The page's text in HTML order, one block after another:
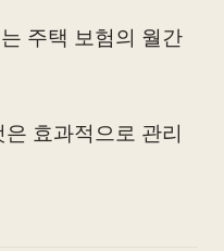
주택 보험의 월간
효과적으로 관리